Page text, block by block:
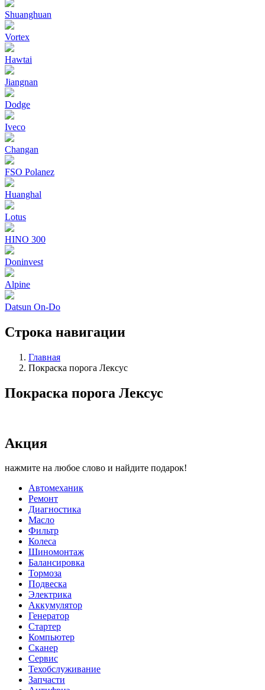
Shuanghuan
Vortex
Hawtai
Jiangnan
Dodge
Iveco
Changan
FSO Polanez
Huanghal
Lotus
HINO 300
Doninvest
Alpine
Datsun On-Do
Строка навигации
Главная
Покраска порога Лексус
Покраска порога Лексус
Акция
нажмите на любое слово и найдите подарок!
Автомеханик
Ремонт
Диагностика
Масло
Фильтр
Колеса
Шиномонтаж
Балансировка
Тормоза
Подвеска
Электрика
Аккумулятор
Генератор
Стартер
Компьютер
Сканер
Сервис
Техобслуживание
Запчасти